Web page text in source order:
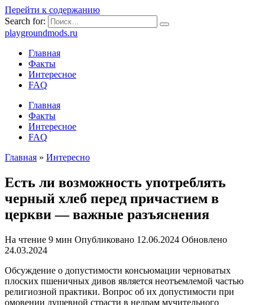
Перейти к содержанию
Search for:
playgroundmods.ru
Главная
Факты
Интересное
FAQ
Главная
Факты
Интересное
FAQ
Главная » Интересно
Есть ли возможность употреблять
черный хлеб перед причастием в
церкви — важные разъяснения
На чтение 9 мин Опубликовано 12.06.2024 Обновлено
24.03.2024
Обсуждение о допустимости консьюмации черноватых
плоских пшеничных дивов является неотъемлемой частью
религиозной практики. Вопрос об их допустимости при
омовении душевной страсти в недрам мучительного